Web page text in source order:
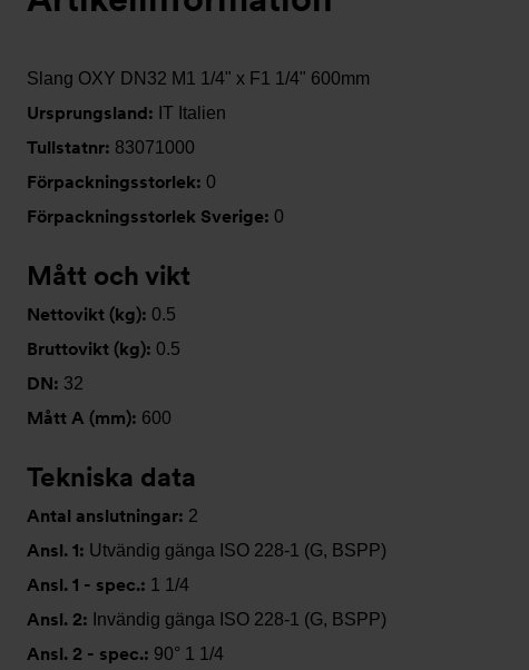
Slang OXY DN32 M1 1/4" x F1 1/4" 600mm
Ursprungsland: IT Italien
Tullstatnr: 83071000
Förpackningsstorlek: 0
Förpackningsstorlek Sverige: 0
Mått och vikt
Nettovikt (kg): 0.5
Bruttovikt (kg): 0.5
DN: 32
Mått A (mm): 600
Tekniska data
Antal anslutningar: 2
Ansl. 1: Utvändig gänga ISO 228-1 (G, BSPP)
Ansl. 1 - spec.: 1 1/4
Ansl. 2: Invändig gänga ISO 228-1 (G, BSPP)
Ansl. 2 - spec.: 90° 1 1/4